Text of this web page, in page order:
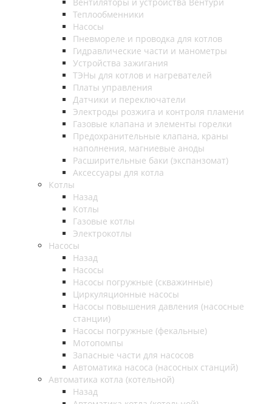
Теплообменники
Насосы
Пневмореле и проводка для котлов
Гидравлические части и манометры
Устройства зажигания
ТЭНы для котлов и нагревателей
Платы управления
Датчики и переключатели
Электроды розжига и контроля пламени
Газовые клапана и элементы горелки
Предохранительные клапана, краны
наполнения, магниевые аноды
Расширительные баки (экспанзомат)
Аксессуары для котла
Котлы
Назад
Котлы
Газовые котлы
Электрокотлы
Насосы
Назад
Насосы
Насосы погружные (скважинные)
Циркуляционные насосы
Насосы повышения давления (насосные
станции)
Насосы погружные (фекальные)
Мотопомпы
Запасные части для насосов
Автоматика насоса (насосных станций)
Автоматика котла (котельной)
Назад